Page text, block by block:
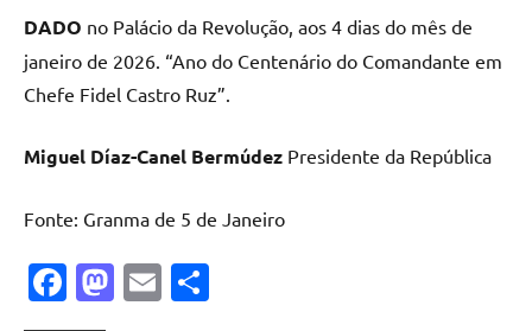
DADO no Palácio da Revolução, aos 4 dias do mês de
janeiro de 2026. “Ano do Centenário do Comandante em
Chefe Fidel Castro Ruz”.
Miguel Díaz-Canel Bermúdez Presidente da República
Fonte: Granma de 5 de Janeiro
Facebook
Mastodon
Email